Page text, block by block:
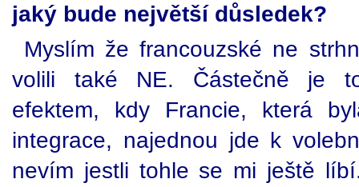
jaký bude největší důsledek?
Myslím že francouzské ne
volili také NE. Částečně je
efektem, kdy Francie, která
integrace, najednou jde k
nevím jestli tohle se mi ještě